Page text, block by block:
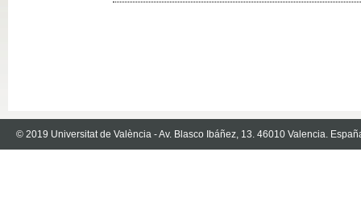
© 2019 Universitat de València - Av. Blasco Ibáñez, 13. 46010 Valencia.